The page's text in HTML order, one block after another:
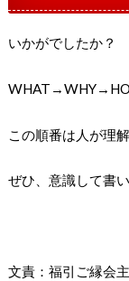
いかがでしたか？
この順番は人が理
ぜひ、意識して書
文責：福引ご縁会